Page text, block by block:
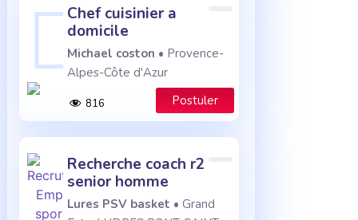
chef cuisinier a
domicile
Michael coston • Provence-
Alpes-Côte d'Azur
816 Postuler
recherche coach r2
senior homme
Lures PSV basket • Grand